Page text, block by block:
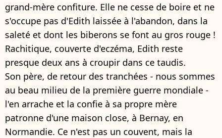
grand-mère confiture. Elle ne cesse de boire et ne
s'occupe pas d'Edith laissée à l'abandon, dans la
saleté et dont les biberons se font au gros rouge !
Rachitique, couverte d'eczéma, Edith reste
presque deux ans à croupir dans ce taudis.
Son père, de retour des tranchées - nous sommes
au beau milieu de la première guerre mondiale -
l'en arrache et la confie à sa propre mère
patronne d'une maison close, à Bernay, en
Normandie. Ce n'est pas un couvent, mais la